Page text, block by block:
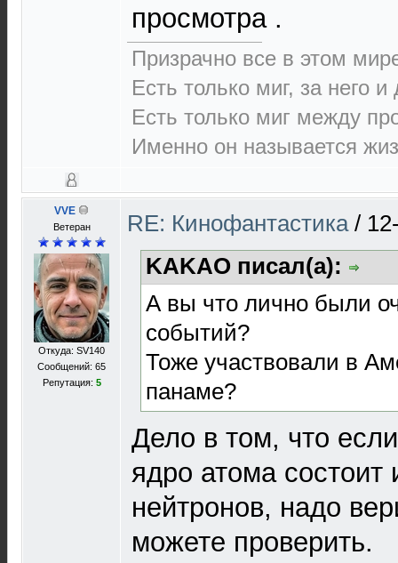
просмотра .
Призрачно все в этом
Есть только миг, за него
Есть только миг между
Именно он называется
VVE
Ветеран
Откуда: SV140
Сообщений: 65
Репутация: 5
RE: Кинофантастика /
KAKAO писал(а):
А вы что лично были
событий?
Тоже участвовали в
панаме?
Дело в том, что
ядро атома состоит
нейтронов, надо
можете проверить.